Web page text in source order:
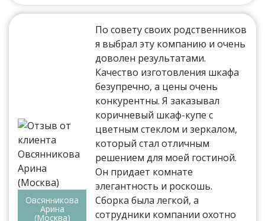
Овсянникова
Арина
(Москва)
По совету своих родственников
я выбрал эту компанию и очень
доволен результатами.
Качество изготовления шкафа
безупречно, а цены очень
конкурентны. Я заказывал
коричневый шкаф-купе с
цветным стеклом и зеркалом,
который стал отличным
решением для моей гостиной.
Он придает комнате
элегантность и роскошь.
Сборка была легкой, а
сотрудники компании охотно